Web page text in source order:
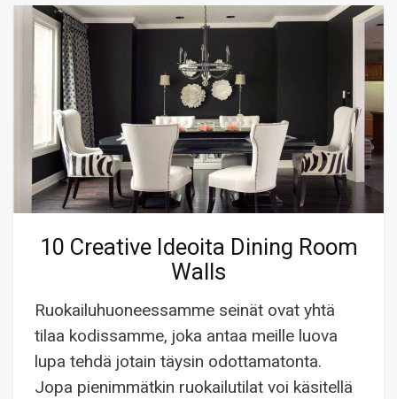
10 Creative Ideoita Dining Room
Walls
Ruokailuhuoneessamme seinät ovat yhtä
tilaa kodissamme, joka antaa meille luova
lupa tehdä jotain täysin odottamatonta.
Jopa pienimmätkin ruokailutilat voi käsitellä